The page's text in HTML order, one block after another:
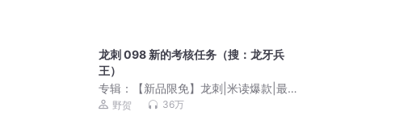
龙刺 098 新的考核任务（搜：龙牙兵
王）
专辑：
【新品限免】龙刺|米读爆款|最强
兵王&热血爆爽
野贺 36万